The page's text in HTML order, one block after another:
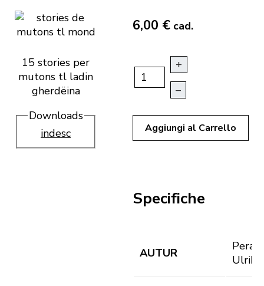
15 stories per
mutons tl ladin
gherdëina
Downloads
indesc
6,00 € cad.
+
–
Aggiungi al Carrello
Specifiche
AUTUR
Ulrike